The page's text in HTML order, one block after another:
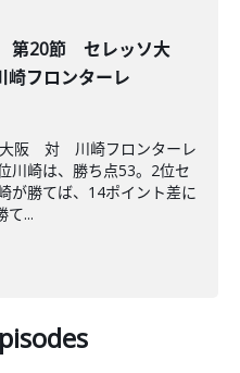
第20節 セレッソ大
フロンターレ
阪 対 川崎フロンターレ
川崎は、勝ち点53。2位セ
が勝てば、14ポイント差に
て...